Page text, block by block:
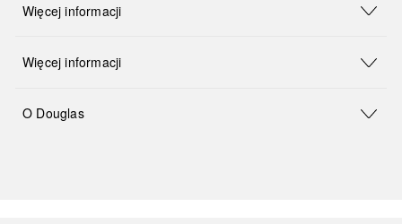
Więcej informacji
Więcej informacji
O Douglas